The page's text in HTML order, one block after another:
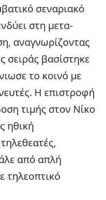
σεναριακό
στη μετα-
αναγνωρίζοντας
σειράς βασίστηκε
το κοινό με
Η επιστροφή
τιμής στον Νίκο
ηθική
από απλή
τηλεοπτικό